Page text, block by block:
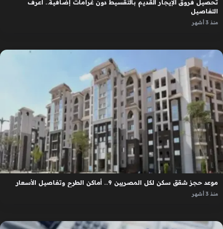
تحصيل فروق الإيجار القديم بالتقسيط دون غرامات إضافية.. اعرف
التفاصيل
منذ 3 أشهر
موعد حجز شقق سكن لكل المصريين 9.. أماكن الطرح وتفاصيل الأسعار
منذ 3 أشهر